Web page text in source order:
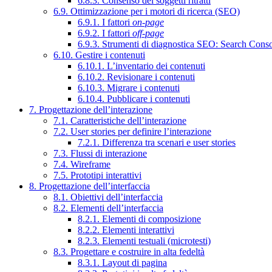
6.9. Ottimizzazione per i motori di ricerca (SEO)
6.9.1. I fattori on-page
6.9.2. I fattori off-page
6.9.3. Strumenti di diagnostica SEO: Search
6.10. Gestire i contenuti
6.10.1. L’inventario dei contenuti
6.10.2. Revisionare i contenuti
6.10.3. Migrare i contenuti
6.10.4. Pubblicare i contenuti
7. Progettazione dell’interazione
7.1. Caratteristiche dell’interazione
7.2. User stories per definire l’interazione
7.2.1. Differenza tra scenari e user stories
7.3. Flussi di interazione
7.4. Wireframe
7.5. Prototipi interattivi
8. Progettazione dell’interfaccia
8.1. Obiettivi dell’interfaccia
8.2. Elementi dell’interfaccia
8.2.1. Elementi di composizione
8.2.2. Elementi interattivi
8.2.3. Elementi testuali (microtesti)
8.3. Progettare e costruire in alta fedeltà
8.3.1. Layout di pagina